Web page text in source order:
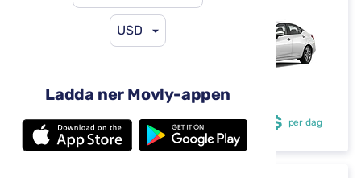
USD
Ladda ner Movly-appen
Nissan Versa
4 dörrar
5 säten
från 29 US$ per dag